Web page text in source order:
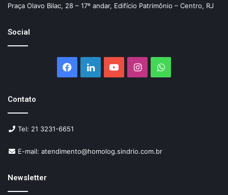
Praça Olavo Bilac, 28 – 17º andar, Edifício Patrimônio – Centro, RJ
Social
Facebook
LinkedinYouTubeInstagramWhatsApp
Contato
Tel: 21 3231-6651
E-mail: atendimento@homolog.sindrio.com.br
Newsletter